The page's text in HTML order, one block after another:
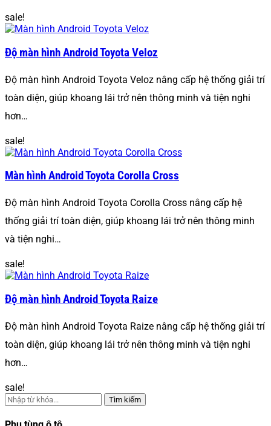
sale!
Độ màn hình Android Toyota Veloz
Độ màn hình Android Toyota Veloz nâng cấp hệ thống giải trí
toàn diện, giúp khoang lái trở nên thông minh và tiện nghi
hơn…
sale!
Màn hình Android Toyota Corolla Cross
Độ màn hình Android Toyota Corolla Cross nâng cấp hệ
thống giải trí toàn diện, giúp khoang lái trở nên thông minh
và tiện nghi…
sale!
Độ màn hình Android Toyota Raize
Độ màn hình Android Toyota Raize nâng cấp hệ thống giải trí
toàn diện, giúp khoang lái trở nên thông minh và tiện nghi
hơn…
sale!
Tìm kiếm